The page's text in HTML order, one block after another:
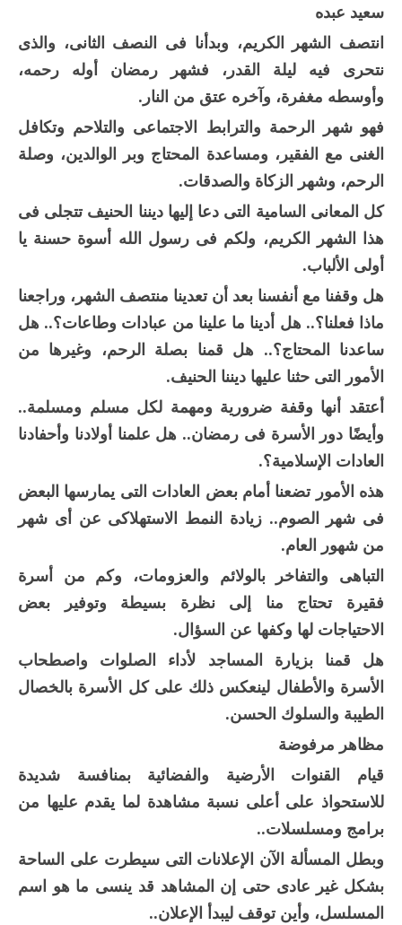
سعيد عبده
انتصف الشهر الكريم، وبدأنا فى النصف الثانى، والذى
نتحرى فيه ليلة القدر، فشهر رمضان أوله رحمه،
وأوسطه مغفرة، وآخره عتق من النار.
فهو شهر الرحمة والترابط الاجتماعى والتلاحم وتكافل
الغنى مع الفقير، ومساعدة المحتاج وبر الوالدين، وصلة
الرحم، وشهر الزكاة والصدقات.
كل المعانى السامية التى دعا إليها ديننا الحنيف تتجلى فى
هذا الشهر الكريم، ولكم فى رسول الله أسوة حسنة يا
أولى الألباب.
هل وقفنا مع أنفسنا بعد أن تعدينا منتصف الشهر، وراجعنا
ماذا فعلنا؟.. هل أدينا ما علينا من عبادات وطاعات؟.. هل
ساعدنا المحتاج؟.. هل قمنا بصلة الرحم، وغيرها من
الأمور التى حثنا عليها ديننا الحنيف.
أعتقد أنها وقفة ضرورية ومهمة لكل مسلم ومسلمة..
وأيضًا دور الأسرة فى رمضان.. هل علمنا أولادنا وأحفادنا
العادات الإسلامية؟.
هذه الأمور تضعنا أمام بعض العادات التى يمارسها البعض
فى شهر الصوم.. زيادة النمط الاستهلاكى عن أى شهر
من شهور العام.
التباهى والتفاخر بالولائم والعزومات، وكم من أسرة
فقيرة تحتاج منا إلى نظرة بسيطة وتوفير بعض
الاحتياجات لها وكفها عن السؤال.
هل قمنا بزيارة المساجد لأداء الصلوات واصطحاب
الأسرة والأطفال لينعكس ذلك على كل الأسرة بالخصال
الطيبة والسلوك الحسن.
مظاهر مرفوضة
قيام القنوات الأرضية والفضائية بمنافسة شديدة
للاستحواذ على أعلى نسبة مشاهدة لما يقدم عليها من
برامج ومسلسلات..
وبطل المسألة الآن الإعلانات التى سيطرت على الساحة
بشكل غير عادى حتى إن المشاهد قد ينسى ما هو اسم
المسلسل، وأين توقف ليبدأ الإعلان..